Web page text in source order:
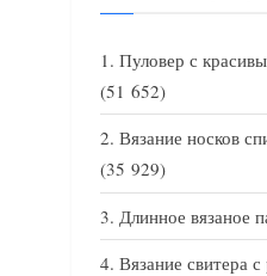
Пуловер с
(51 652)
Вязание носков
(35 929)
Длинное вязаное
Вязание свитера